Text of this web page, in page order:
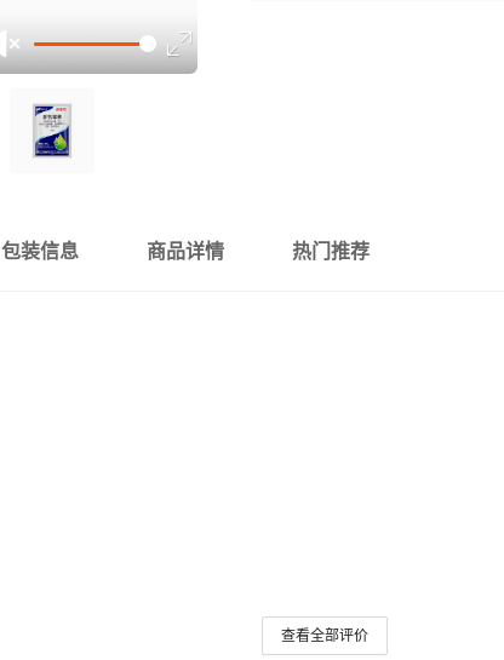
包装信息 商品详情 热门推荐
查看全部评价